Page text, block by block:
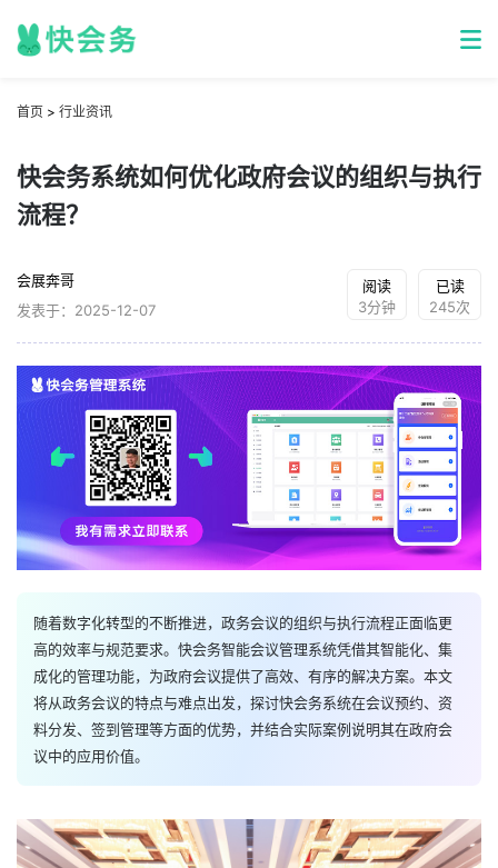
首页 > 行业资讯
快会务系统如何优化政府会议的组织与执行
流程？
会展奔哥
发表于：2025-12-07
阅读
3分钟
已读
245次
随着数字化转型的不断推进，政务会议的组织与执行流程正面临更
高的效率与规范要求。快会务智能会议管理系统凭借其智能化、集
成化的管理功能，为政府会议提供了高效、有序的解决方案。本文
将从政务会议的特点与难点出发，探讨快会务系统在会议预约、资
料分发、签到管理等方面的优势，并结合实际案例说明其在政府会
议中的应用价值。